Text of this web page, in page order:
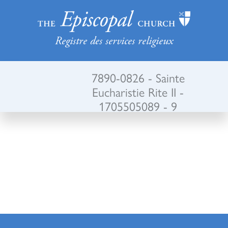
Registre des services religieux
7890-0826 - Sainte
Eucharistie Rite II -
1705505089 - 9